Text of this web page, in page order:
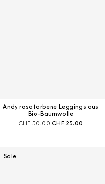
Andy rosafarbene Leggings aus
Bio-Baumwolle
Preis vor Rabatt:
CHF 50.00 Aktueller Preis:
CHF 25.00
Sale